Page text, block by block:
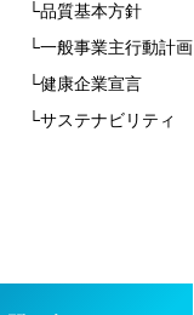
└品質基本方針
└一般事業主行動計画
└健康企業宣言
└サステナビリティ